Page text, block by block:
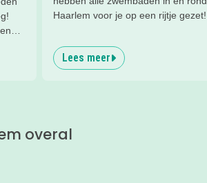
Haarlem voor je op een rijtje gezet!
en tussen simpele zwembaden en
echte zwemparadijzen.
Lees meer
overal